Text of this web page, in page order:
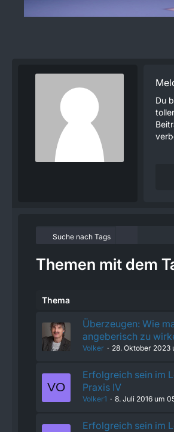
Du
Suche nach Tags
Themen mit dem
Thema
Überzeugen: Wie
angeberisch zu
Volker 28. Oktober 2023
Erfolgreich sein im
Praxis IV
Volker1 8. Juli 2016 um
Erfolgreich sein im